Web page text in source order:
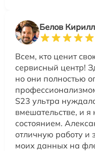
Белов Кирилл
Всем, кто ценит
сервисный центр!
но они полностью
S23 ультра
вмешательстве, и я
состоянием.
отличную работу и
моих данных на